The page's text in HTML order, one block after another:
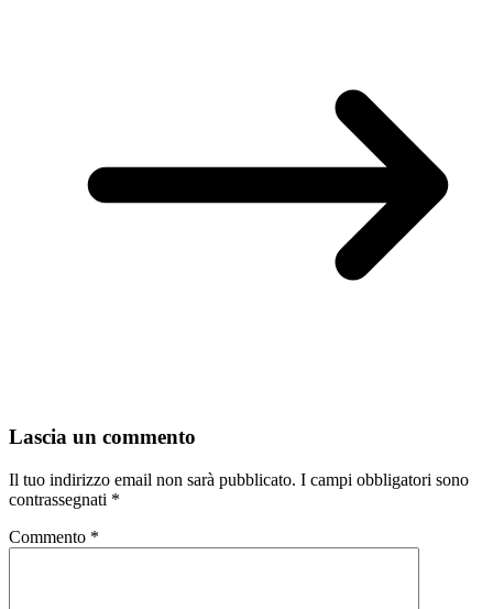
Lascia un commento
Il tuo indirizzo email non sarà pubblicato. I campi obbligatori sono
contrassegnati *
Commento *